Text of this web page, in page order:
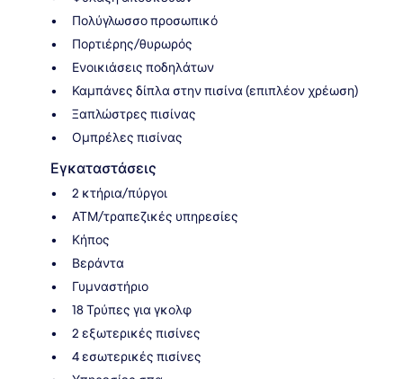
Πολύγλωσσο προσωπικό
Πορτιέρης/θυρωρός
Ενοικιάσεις ποδηλάτων
Καμπάνες δίπλα στην πισίνα (επιπλέον χρέωση)
Ξαπλώστρες πισίνας
Ομπρέλες πισίνας
Εγκαταστάσεις
2 κτήρια/πύργοι
ΑΤΜ/τραπεζικές υπηρεσίες
Κήπος
Βεράντα
Γυμναστήριο
18 Τρύπες για γκολφ
2 εξωτερικές πισίνες
4 εσωτερικές πισίνες